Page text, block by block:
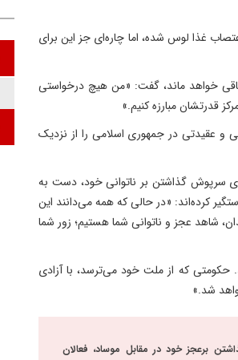
غذا لوس شده، اما چاره‌ای جز این برای
خواهد ماند، گفت: «من هیچ درخواستی
قدرتشان مبارزه کنیم.»
و عقیدتی در جمهوری اسلامی را از نزدیک
سرپوش گذاشتن بر ناتوانی خود، دست به
کرده‌اند: «در حالی که همه می‌دانند این
شاهد عجز و ناتوانی شما هستیم؛ زور شما
حکومتی که از ملت خود می‌ترسد، با آزادی
شد.»
برعجز خود در مقابل موساد، فعالان